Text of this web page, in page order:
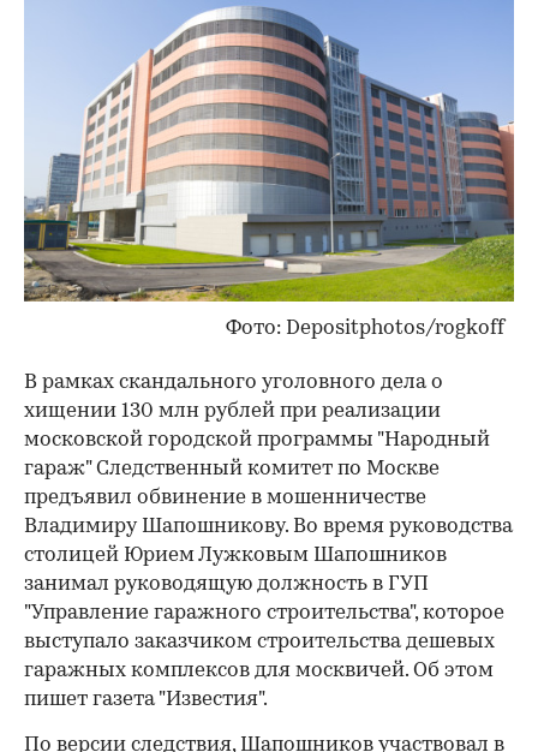
Фото: Depositphotos/rogkoff
В рамках скандального уголовного дела о
хищении 130 млн рублей при реализации
московской городской программы "Народный
гараж" Следственный комитет по Москве
предъявил обвинение в мошенничестве
Владимиру Шапошникову. Во время руководства
столицей Юрием Лужковым Шапошников
занимал руководящую должность в ГУП
"Управление гаражного строительства", которое
выступало заказчиком строительства дешевых
гаражных комплексов для москвичей. Об этом
пишет газета "Известия".
По версии следствия, Шапошников участвовал в